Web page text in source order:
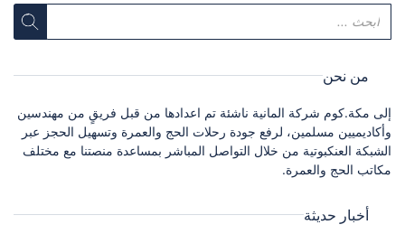
من نحن
إلى مكة.كوم شركة المانية ناشئة تم اعدادها من قبل فريقٍ من مهندسين
وأكاديميين مسلمين، لرفع جودة رحلات الحج والعمرة وتسهيل الحجز عبر
الشبكة العنكبوتية من خلال التواصل المباشر بمساعدة منصتنا مع مختلف
مكاتب الحج والعمرة.
أخبار حديثة